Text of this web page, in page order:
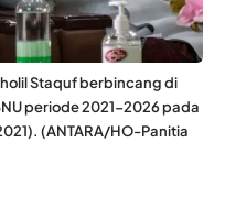
Staquf berbincang di
periode 2021-2026 pada
(ANTARA/HO-Panitia